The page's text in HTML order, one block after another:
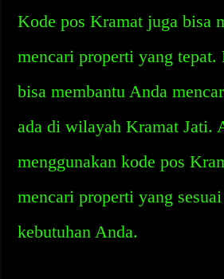
Kode pos Kramat juga bisa
mencari properti yang
bisa membantu Anda
ada di wilayah Kramat Jati.
menggunakan kode pos
mencari properti yang
kebutuhan Anda.